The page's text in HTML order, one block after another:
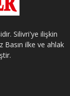
Silivri'ye ilişkin
Basın ilke ve ahlak